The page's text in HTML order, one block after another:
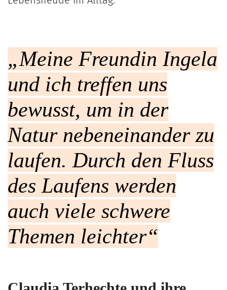
„Meine Freundin Ingela
und ich treffen uns
bewusst, um in der
Natur nebeneinander zu
laufen. Durch den Fluss
des Laufens werden
auch viele schwere
Themen leichter“